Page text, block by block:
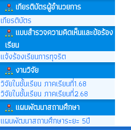
เกียรติบัตรผู้อำนวยการ
เกียรติบัตร
แบบสำรวจความคิดเห็นและข้อร้อง
เรียน
แจ้งร้องเรียนการทุจริต
งานวิจัย
วิจัยในชั้นเรียน ภาคเรียนที่1.68
วิจัยในชั้นเรียน ภาคเรียนที่2.68
แผนพัฒนาสถานศึกษา
แผนพัฒนาสถานศึกษาระยะ 5ปี